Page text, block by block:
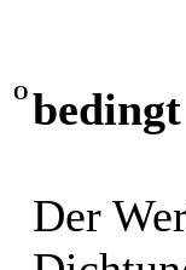
O
Der